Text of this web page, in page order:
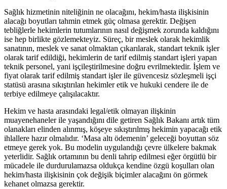
Sağlık hizmetinin niteliğinin ne olacağını, hekim/hasta ilişkisinin
alacağı boyutları tahmin etmek güç olmasa gerektir. Değişen
tebliğlerle hekimlerin tutumlarının nasıl değişmek zorunda kaldığını
ise hep birlikte gözlemekteyiz. Süreç, bir meslek olarak hekimlik
sanatının, meslek ve sanat olmaktan çıkarılarak, standart teknik işler
olarak tarif edildiği, hekimlerin de tarif edilmiş standart işleri yapan
teknik personel, yani işçileştirilmesine doğru evrilmektedir. İşlem ve
fiyat olarak tarif edilmiş standart işler ile güvencesiz sözleşmeli işçi
statüsü arasına sıkıştırılan hekimler etik ve hukuki cendere ile de
terbiye edilmeye çalışılacaktır.
Hekim ve hasta arasındaki legal/etik olmayan ilişkinin
muayenehaneler ile yaşandığını dile getiren Sağlık Bakanı artık tüm
olanakları elinden alınmış, köşeye sıkıştırılmış hekimin yapacağı etik
ihlallere hazır olmalıdır. ‘Masa altı ödemenin’ geleceği boyuttan söz
etmeye gerek yok. Bu modelin uygulandığı çevre ülkelere bakmak
yeterlidir. Sağlık ortamının bu denli tahrip edilmesi eğer örgütlü bir
mücadele ile durdurulamazsa oldukça kendine özgü koşulları olan
hekim/hasta ilişkisinin çok değişik biçimler alacağını ön görmek
kehanet olmazsa gerektir.